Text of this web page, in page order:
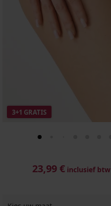
3+1 GRATIS
23,99 € inclusief btw